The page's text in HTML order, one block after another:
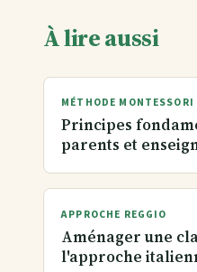
À lire aussi
MÉTHODE MONTESSORI
Principes
parents et
APPROCHE REGGIO
Aménager une
l'approche